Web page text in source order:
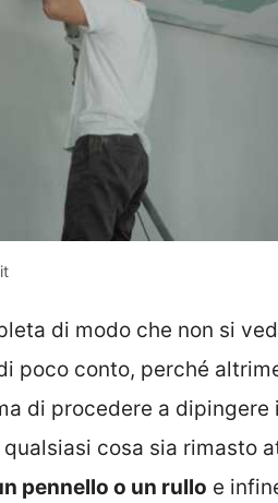
di modo che non si
poco conto, perché
di procedere a
cosa sia rimasto
pennello o un rullo e